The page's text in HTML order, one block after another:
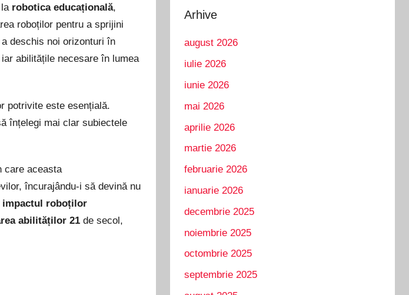
robotica educațională,
roboților pentru a sprijini
deschis noi orizonturi în
abilitățile necesare în lumea
potrivite este esențială.
înțelegi mai clar subiectele
care aceasta
încurajându-i să devină nu
impactul roboților
abilităților 21 de secol,
Arhive
august 2026
iulie 2026
iunie 2026
mai 2026
aprilie 2026
martie 2026
februarie 2026
ianuarie 2026
decembrie 2025
noiembrie 2025
octombrie 2025
septembrie 2025